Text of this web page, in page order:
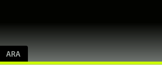
ARA